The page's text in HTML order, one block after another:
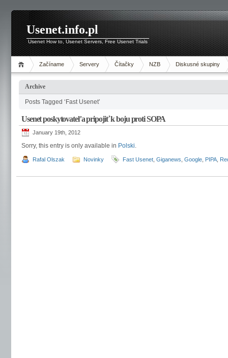
Usenet.info.pl
Usenet How to, Usenet Servers, Free Usenet Trials
Začíname Servery Čítačky NZB Diskusné skupiny
Archive
Posts Tagged ‘Fast Usenet’
Usenet poskytovateľa pripojiť k boju proti SOPA
January 19th, 2012
Sorry, this entry is only available in Polski.
Rafal Olszak Novinky Fast Usenet Giganews Google PIPA